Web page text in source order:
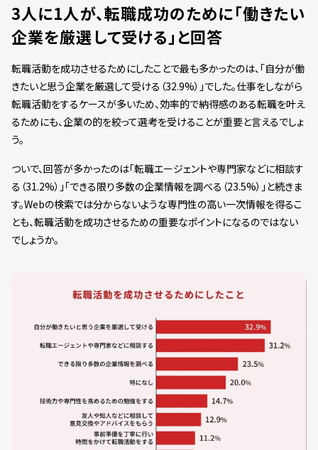
3人に1人が、転職成功のために「働きたい
企業を厳選して受ける」と回答
転職活動を成功させるためにしたことで最も多かったのは、「自分が働
きたいと思う企業を厳選して受ける（32.9%）」でした。仕事をしながら
転職活動をするケースが多いため、効率的で納得感のある転職を叶え
るためにも、企業の的を絞って選考を受けることが重要と言えるでしょ
う。
ついで、回答が多かったのは「転職エージェントや専門家などに相談す
る（31.2%）」「できる限り多数の企業情報を調べる（23.5%）」と続きま
す。Webの検索では分からないような専門性の高い一次情報を得るこ
とも、転職活動を成功させるための重要なポイントになるのではない
でしょうか。